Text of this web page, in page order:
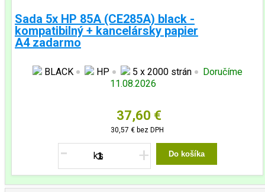
Sada 5x HP 85A (CE285A) black -
kompatibilný + kancelársky papier
A4 zadarmo
BLACK HP 5 x 2000 strán
Doručíme
11.08.2026
37,60 €
30,57 € bez DPH
- + Do košíka